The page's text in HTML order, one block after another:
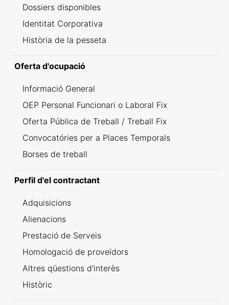
Dossiers disponibles
Identitat Corporativa
Història de la pesseta
Oferta d'ocupació
Informació General
OEP Personal Funcionari o Laboral Fix
Oferta Pública de Treball / Treball Fix
Convocatóries per a Places Temporals
Borses de treball
Perfil d'el contractant
Adquisicions
Alienacions
Prestació de Serveis
Homologació de proveïdors
Altres qüestions d'interès
Històric